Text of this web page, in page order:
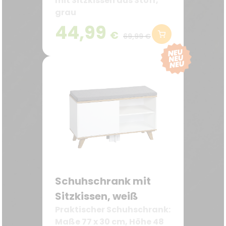
44,99 € 69,99 €
Schuhschrank mit
Sitzkissen, weiß